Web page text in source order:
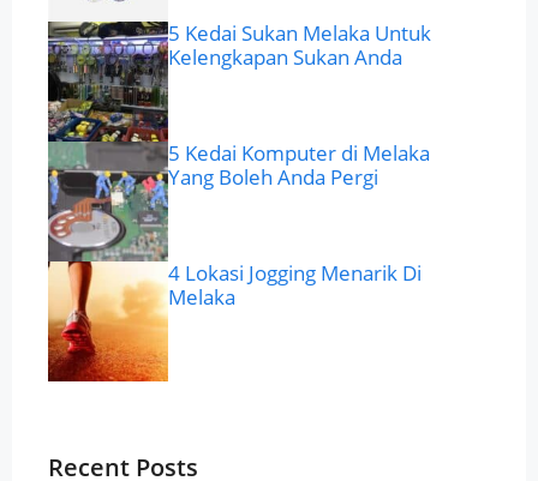
5 Kedai Sukan Melaka Untuk
Kelengkapan Sukan Anda
5 Kedai Komputer di Melaka
Yang Boleh Anda Pergi
4 Lokasi Jogging Menarik Di
Melaka
Recent Posts